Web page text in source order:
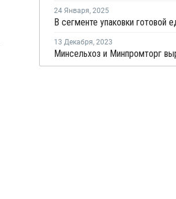
24 Января, 2025
13 Декабря, 2023